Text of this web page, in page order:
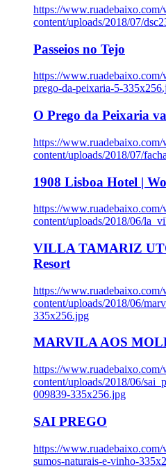
https://www.ruadebaixo.com/
content/uploads/2018/07/
Passeios no Tejo
https://
prego-da-peixaria-5-
O Prego da Peixaria
https://www.ruadebaixo.com/
content/uploads/2018/07/
1908 Lisboa Hotel |
https://www.ruadebaixo.com/
content/uploads/2018/06/
VILLA TAMARIZ
Resort
https://www.ruadebaixo.com/
content/uploads/2018/06/
335x256.jpg
MARVILA AOS
https://www.ruadebaixo.com/
content/uploads/2018/06/
009839-335x256.jpg
SAI PREGO
https://
sumos-naturais-e-vinho-